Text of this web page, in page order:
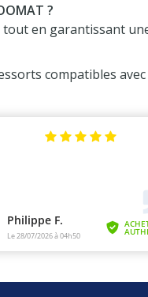
?
en garantissant
compatibles